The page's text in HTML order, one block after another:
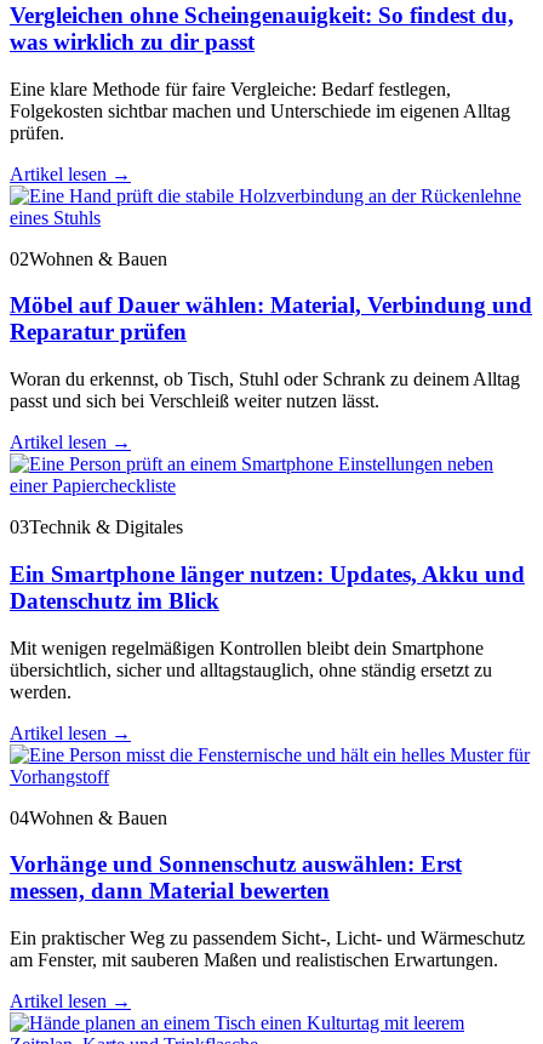
Vergleichen ohne Scheingenauigkeit: So findest du,
was wirklich zu dir passt
Eine klare Methode für faire Vergleiche: Bedarf festlegen,
Folgekosten sichtbar machen und Unterschiede im eigenen Alltag
prüfen.
Artikel lesen →
02Wohnen & Bauen
Möbel auf Dauer wählen: Material, Verbindung und
Reparatur prüfen
Woran du erkennst, ob Tisch, Stuhl oder Schrank zu deinem Alltag
passt und sich bei Verschleiß weiter nutzen lässt.
Artikel lesen →
03Technik & Digitales
Ein Smartphone länger nutzen: Updates, Akku und
Datenschutz im Blick
Mit wenigen regelmäßigen Kontrollen bleibt dein Smartphone
übersichtlich, sicher und alltagstauglich, ohne ständig ersetzt zu
werden.
Artikel lesen →
04Wohnen & Bauen
Vorhänge und Sonnenschutz auswählen: Erst
messen, dann Material bewerten
Ein praktischer Weg zu passendem Sicht-, Licht- und Wärmeschutz
am Fenster, mit sauberen Maßen und realistischen Erwartungen.
Artikel lesen →